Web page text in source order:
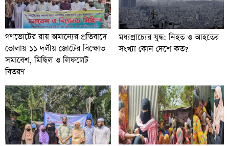
গণভোটের রায় অমান্যের প্রতিবাদে
ভোলায় ১১ দলীয় জোটের বিক্ষোভ
সমাবেশ, মিছিল ও লিফলেট
বিতরণ
মধ্যপ্রাচ্যের যুদ্ধ: নিহত ও আহতের
সংখ্যা কোন দেশে কত?